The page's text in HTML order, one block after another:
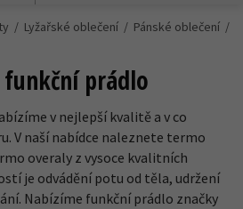
Lyžařské oblečení
Pánské oblečení
prádlo
v nejlepší kvalitě a v co
V naší nabídce naleznete termo
overaly z vysoce kvalitních
je odvádění potu od těla, udržení
Nabízíme funkční prádlo značky